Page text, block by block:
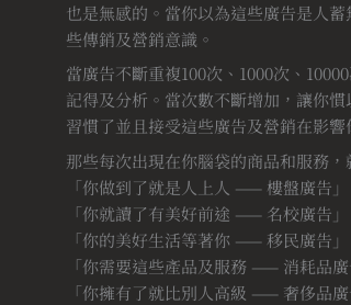
也是無感的。當你以為這些廣告是人
些傳銷及營銷意識。
當廣告不斷重複100次、1000次、
記得及分析。當次數不斷增加，讓你
習慣了並且接受這些廣告及營銷在影響
那些每次出現在你腦袋的商品和服務
「你做到了就是人上人 —— 樓盤廣告」
「你就讀了有美好前途 —— 名校廣告」
「你的美好生活等著你 —— 移民廣告」
「你需要這些產品及服務 —— 消耗品廣
「你擁有了就比別人高級 —— 奢侈品廣